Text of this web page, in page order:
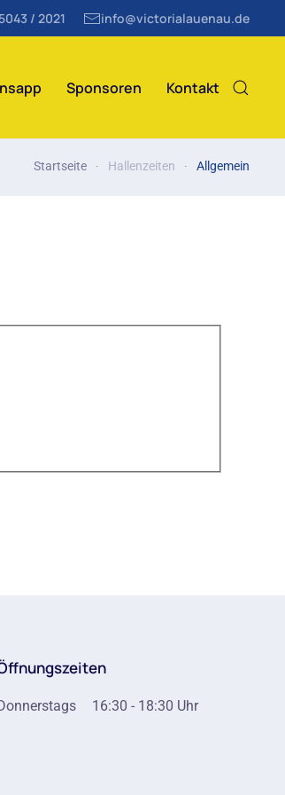
/ 2021 info@victorialauenau.de
Sponsoren Kontakt
Startseite Hallenzeiten Allgemein
16:30 - 18:30 Uhr